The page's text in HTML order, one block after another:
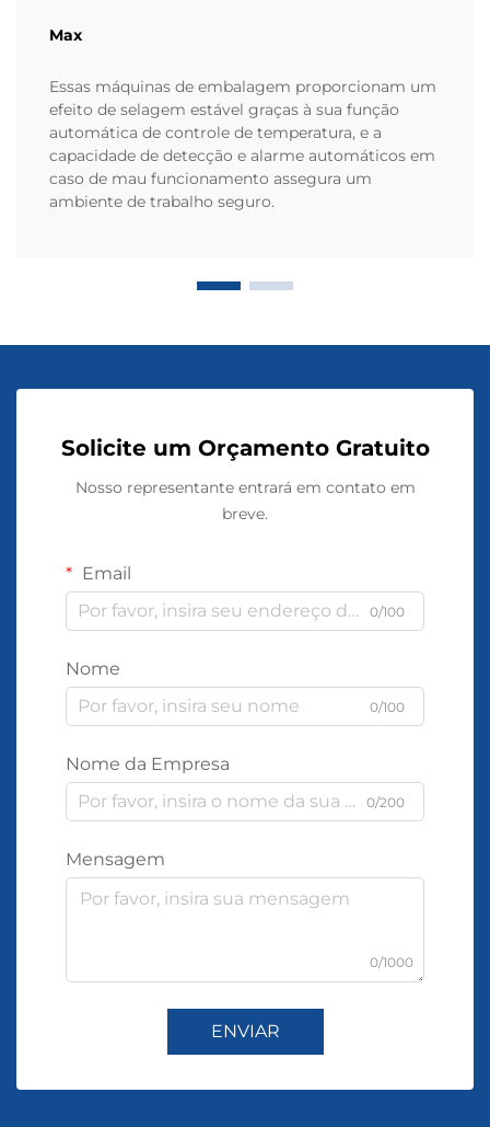
Max
Essas máquinas de embalagem proporcionam um
efeito de selagem estável graças à sua função
automática de controle de temperatura, e a
capacidade de detecção e alarme automáticos em
caso de mau funcionamento assegura um
ambiente de trabalho seguro.
Solicite um Orçamento Gratuito
Nosso representante entrará em contato em
breve.
Email
0/100
Nome
0/100
Nome da Empresa
0/200
Mensagem
0/1000
ENVIAR